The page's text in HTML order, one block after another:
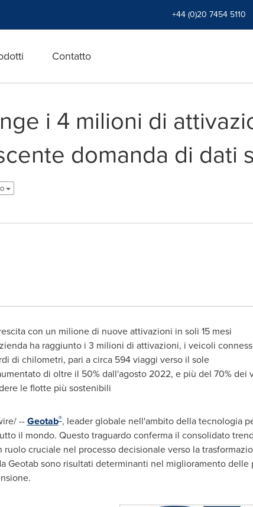
+44 (0)20 7454 5110
Contatto
i 4 milioni di
domanda di dati
con un milione di nuove attivazioni in soli 15 mesi
ha raggiunto i 3 milioni di attivazioni, i veicoli
di chilometri, pari a circa 594 viaggi verso il sole
di oltre il 50% dall'agosto 2022, e più del 70% dei
le flotte più sostenibili
--Geotab®, leader globale nell'ambito della tecnologia
il mondo. Questo traguardo conferma il consolidato
cruciale nel processo decisionale verso la
Geotab sono risultati determinanti nel miglioramento delle